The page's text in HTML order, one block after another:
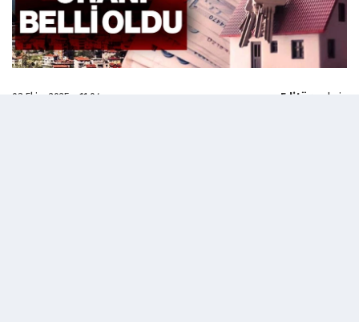
Editör: admin
03 Ekim 2025 - 11:04